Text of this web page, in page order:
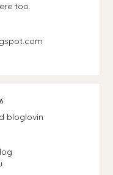
too.
bloglovin